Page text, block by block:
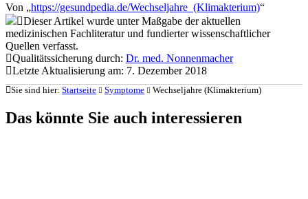
Von „https://gesundpedia.de/Wechseljahre_(Klimakterium)“
Dieser Artikel wurde unter Maßgabe der aktuellen
medizinischen Fachliteratur und fundierter wissenschaftlicher
Quellen verfasst.
Qualitätssicherung durch: Dr. med. Nonnenmacher
Letzte Aktualisierung am: 7. Dezember 2018
Sie sind hier: Startseite Symptome Wechseljahre (Klimakterium)
Das könnte Sie auch interessieren